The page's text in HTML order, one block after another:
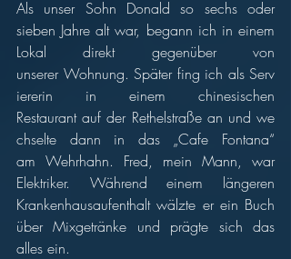
Als unser Sohn Donald so sechs oder
sieben Jahre alt war, begann ich in einem
Lokal direkt gegenüber von
unserer Wohnung. Später fing ich als Serv
iererin in einem chinesischen
Restaurant auf der Rethelstraße an und we
chselte dann in das „Cafe Fontana“
am Wehrhahn. Fred, mein Mann, war
Elektriker. Während einem längeren
Krankenhausaufenthalt wälzte er ein Buch
über Mixgetränke und prägte sich das
alles ein.